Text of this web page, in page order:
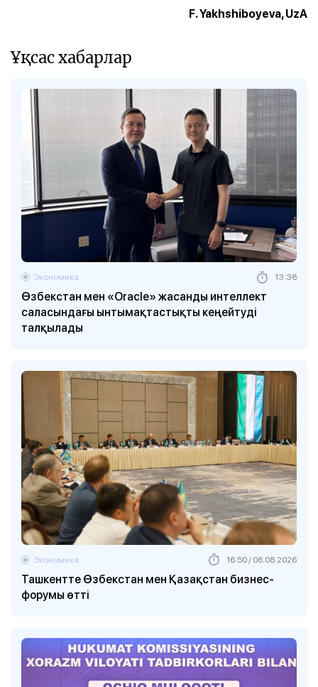
F. Yakhshiboyeva, UzA
Ұқсас хабарлар
Өзбекстан мен «Oracle» жасанды интеллект
саласындағы ынтымақтастықты кеңейтуді
талқылады
Экономика 13:36
Ташкентте Өзбекстан мен Қазақстан бизнес-
форумы өтті
Экономика 16:50 / 06.08.2026